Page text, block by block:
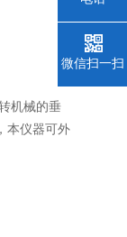
机械的垂
本仪器可外
微信扫一扫